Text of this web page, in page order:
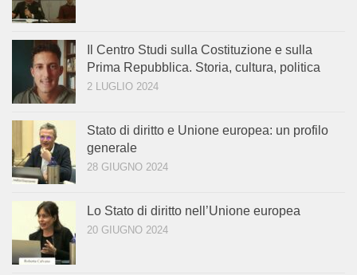
Il Centro Studi sulla Costituzione e sulla
Prima Repubblica. Storia, cultura, politica
2 LUGLIO 2024
Stato di diritto e Unione europea: un profilo
generale
28 GIUGNO 2024
Lo Stato di diritto nell’Unione europea
20 GIUGNO 2024